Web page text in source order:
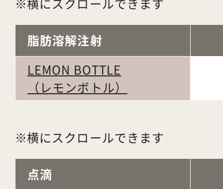
脂肪溶解注射
LEMON BOTTLE
（レモンボトル）
横にスクロールできます
点滴